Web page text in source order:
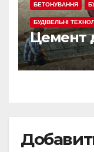
БЕТОНУВАННЯ
БУДІВЕЛЬНІ
Цемент